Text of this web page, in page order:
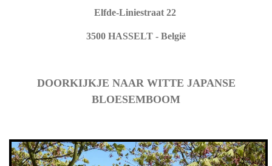
Elfde-Liniestraat 22
3500 HASSELT - België
DOORKIJKJE NAAR WITTE JAPANSE
BLOESEMBOOM